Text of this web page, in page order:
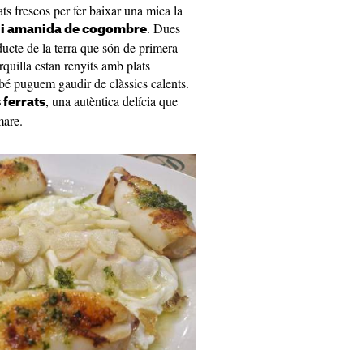
frescos per fer baixar una mica la
amanida de cogombre. Dues
de la terra que són de primera
estan renyits amb plats
puguem gaudir de clàssics calents.
ferrats, una autèntica delícia que